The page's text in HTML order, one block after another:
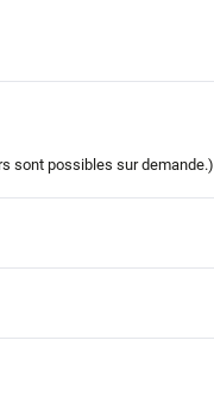
sont possibles sur demande.)